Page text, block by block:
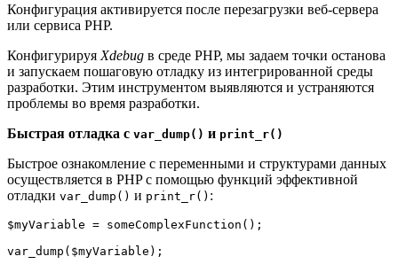
Конфигурация активируется после перезагрузки веб-сервера
или сервиса PHP.
Конфигурируя Xdebug в среде PHP, мы задаем точки останова
и запускаем пошаговую отладку из интегрированной среды
разработки. Этим инструментом выявляются и устраняются
проблемы во время разработки.
Быстрая отладка с var_dump() и print_r()
Быстрое ознакомление с переменными и структурами данных
осуществляется в PHP с помощью функций эффективной
отладки var_dump() и print_r() :
$myVariable = someComplexFunction();
var_dump($myVariable);